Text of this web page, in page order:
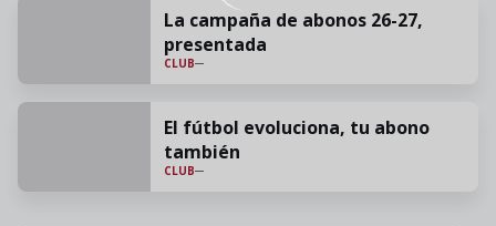
La campaña de abonos 26-27,
presentada
CLUB
El fútbol evoluciona, tu abono
también
CLUB